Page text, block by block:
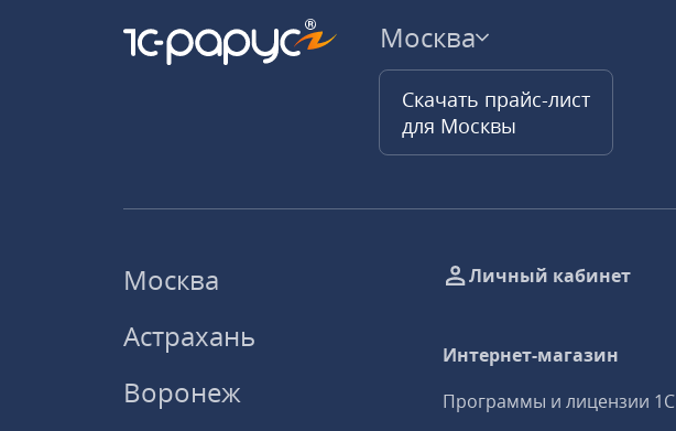
Москва
Скачать прайс-лист
для Москвы
Москва
Астрахань
Воронеж
Личный кабинет
Интернет-магазин
Программы и лицензии 1С